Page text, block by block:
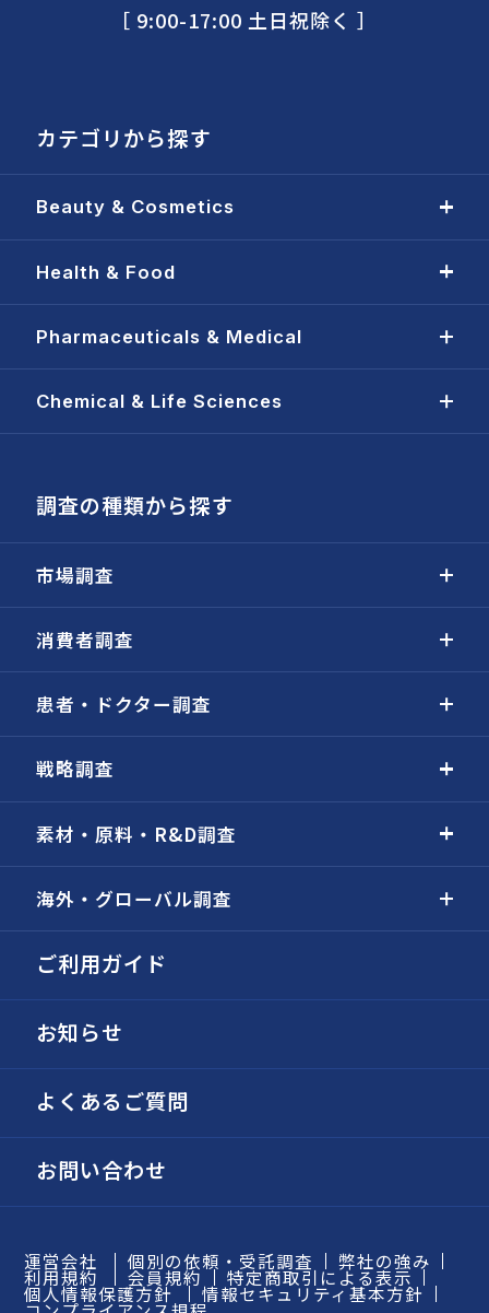
［ 9:00-17:00 土日祝除く ］
カテゴリから探す
Beauty & Cosmetics
Health & Food
Pharmaceuticals & Medical
Chemical & Life Sciences
調査の種類から探す
市場調査
消費者調査
患者・ドクター調査
戦略調査
素材・原料・R&D調査
海外・グローバル調査
ご利用ガイド
お知らせ
よくあるご質問
お問い合わせ
運営会社 個別の依頼・受託調査 弊社の強み
利用規約 会員規約 特定商取引による表示
個人情報保護方針 情報セキュリティ基本方針